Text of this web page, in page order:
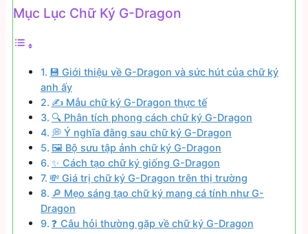
Mục Lục Chữ Ký G-Dragon
💾 Giới thiệu về G-Dragon và sức hút của chữ ký
anh ấy
✍️ Mẫu chữ ký G-Dragon thực tế
🔍 Phân tích phong cách chữ ký G-Dragon
💭 Ý nghĩa đằng sau chữ ký G-Dragon
🖼️ Bộ sưu tập ảnh chữ ký G-Dragon
✨ Cách tạo chữ ký giống G-Dragon
💸 Giá trị chữ ký G-Dragon trên thị trường
🔎 Mẹo sáng tạo chữ ký mang cá tính như G-
Dragon
❓ Câu hỏi thường gặp về chữ ký G-Dragon